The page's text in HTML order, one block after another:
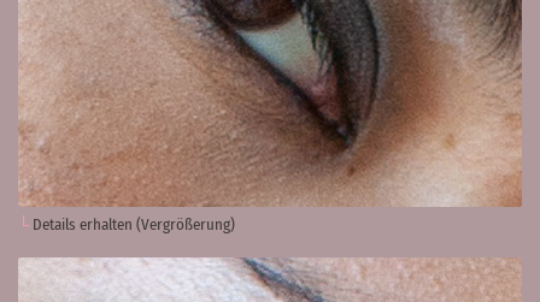
Details erhalten (Vergrößerung)